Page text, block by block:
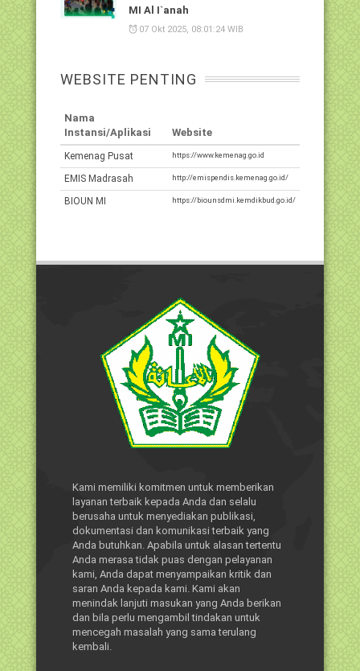
MI Al I`anah
07 Okt 2025, 08:01:24 WIB
WEBSITE PENTING
Nama
Instansi/Aplikasi
Website
Kemenag Pusat https://www.kemenag.go.id
EMIS Madrasah http://emispendis.kemenag.go.id/
BIOUN MI https://biounsdmi.kemdikbud.go.id/
Kami memiliki komitmen untuk memberikan
layanan terbaik kepada Anda dan selalu
berusaha untuk menyediakan publikasi,
dokumentasi dan komunikasi terbaik yang
Anda butuhkan. Apabila untuk alasan tertentu
Anda merasa tidak puas dengan pelayanan
kami, Anda dapat menyampaikan kritik dan
saran Anda kepada kami. Kami akan
menindak lanjuti masukan yang Anda berikan
dan bila perlu mengambil tindakan untuk
mencegah masalah yang sama terulang
kembali.